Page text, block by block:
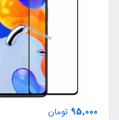
95,000 تومان